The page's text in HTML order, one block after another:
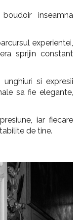
inseamna
experientei,
sprijin constant
si expresii
sa fie elegante,
iar fiecare
de tine.